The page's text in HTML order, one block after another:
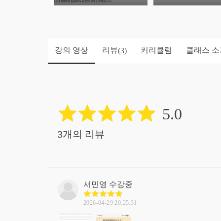
강의 영상 리뷰(3) 커리큘럼 클래스 소
5.0
3개의 리뷰
서민영 수강중
2026-04-29 20:25:31